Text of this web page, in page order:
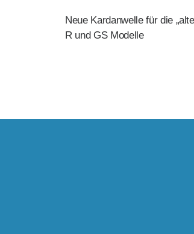
Neue Kardanwelle für die
R und GS Modelle